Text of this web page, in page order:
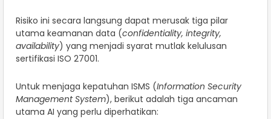
Risiko ini secara langsung dapat merusak tiga pilar
utama keamanan data (confidentiality, integrity,
availability) yang menjadi syarat mutlak kelulusan
sertifikasi ISO 27001.
Untuk menjaga kepatuhan ISMS (Information Security
Management System), berikut adalah tiga ancaman
utama AI yang perlu diperhatikan: